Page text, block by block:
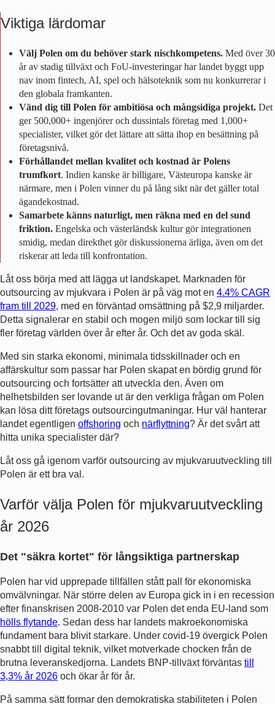
Viktiga lärdomar
Välj Polen om du behöver stark nischkompetens. Med över 30
år av stadig tillväxt och FoU-investeringar har landet byggt upp
nav inom fintech, AI, spel och hälsoteknik som nu konkurrerar i
den globala framkanten.
Vänd dig till Polen för ambitiösa och mångsidiga projekt. Det
ger 500,000+ ingenjörer och dussintals företag med 1,000+
specialister, vilket gör det lättare att sätta ihop en besättning på
företagsnivå.
Förhållandet mellan kvalitet och kostnad är Polens
trumfkort. Indien kanske är billigare, Västeuropa kanske är
närmare, men i Polen vinner du på lång sikt när det gäller total
ägandekostnad.
Samarbete känns naturligt, men räkna med en del sund
friktion. Engelska och västerländsk kultur gör integrationen
smidig, medan direkthet gör diskussionerna ärliga, även om det
riskerar att leda till konfrontation.
Låt oss börja med att lägga ut landskapet. Marknaden för
outsourcing av mjukvara i Polen är på väg mot en 4.4% CAGR
fram till 2029, med en förväntad omsättning på $2,9 miljarder.
Detta signalerar en stabil och mogen miljö som lockar till sig
fler företag världen över år efter år. Och det av goda skäl.
Med sin starka ekonomi, minimala tidsskillnader och en
affärskultur som passar har Polen skapat en bördig grund för
outsourcing och fortsätter att utveckla den. Även om
helhetsbilden ser lovande ut är den verkliga frågan om Polen
kan lösa ditt företags outsourcingutmaningar. Hur väl hanterar
landet egentligen offshoring och närflyttning? Är det svårt att
hitta unika specialister där?
Låt oss gå igenom varför outsourcing av mjukvaruutveckling till
Polen är ett bra val.
Varför välja Polen för mjukvaruutveckling
år 2026
Det "säkra kortet" för långsiktiga partnerskap
Polen har vid upprepade tillfällen stått pall för ekonomiska
omvälvningar. När större delen av Europa gick in i en recession
efter finanskrisen 2008-2010 var Polen det enda EU-land som
hölls flytande. Sedan dess har landets makroekonomiska
fundament bara blivit starkare. Under covid-19 övergick Polen
snabbt till digital teknik, vilket motverkade chocken från de
brutna leveranskedjorna. Landets BNP-tillväxt förväntas till
3,3% år 2026 och ökar år för år.
På samma sätt formar den demokratiska stabiliteten i Polen